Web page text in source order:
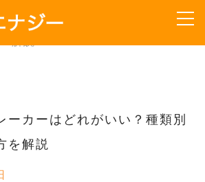
いい？種類別の特徴と選び方を
ーカーはどれがいい？種類別
を解説